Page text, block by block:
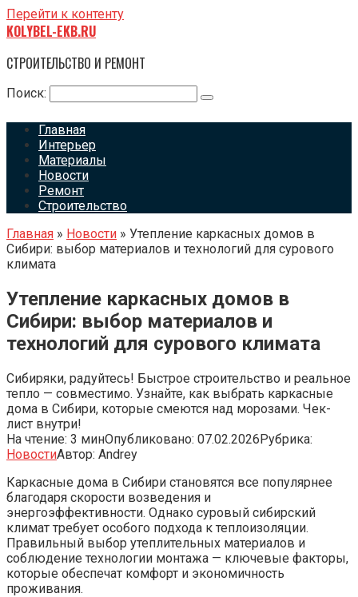
Перейти к контенту
KOLYBEL-EKB.RU
СТРОИТЕЛЬСТВО И РЕМОНТ
Поиск:
Главная
Интерьер
Материалы
Новости
Ремонт
Строительство
Главная » Новости » Утепление каркасных домов в
Сибири: выбор материалов и технологий для сурового
климата
Утепление каркасных домов в
Сибири: выбор материалов и
технологий для сурового климата
Сибиряки, радуйтесь! Быстрое строительство и реальное
тепло — совместимо. Узнайте, как выбрать каркасные
дома в Сибири, которые смеются над морозами. Чек-
лист внутри!
На чтение: 3 минОпубликовано: 07.02.2026Рубрика:
НовостиАвтор: Andrey
Каркасные дома в Сибири становятся все популярнее
благодаря скорости возведения и
энергоэффективности. Однако суровый сибирский
климат требует особого подхода к теплоизоляции.
Правильный выбор утеплительных материалов и
соблюдение технологии монтажа — ключевые факторы,
которые обеспечат комфорт и экономичность
проживания.